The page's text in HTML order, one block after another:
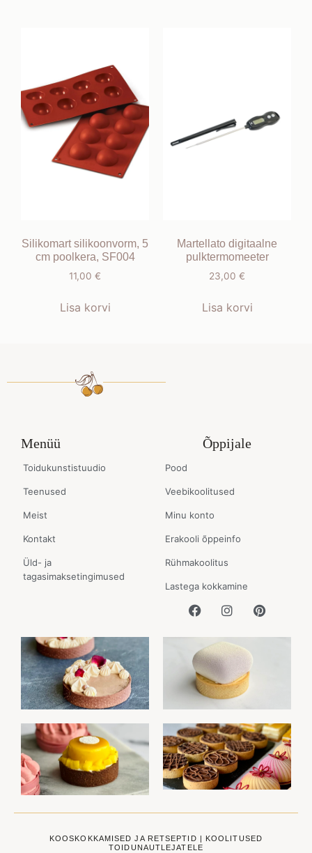
Silikomart silikoonvorm, 5
cm poolkera, SF004
11,00 €
Lisa korvi
Martellato digitaalne
pulktermomeeter
23,00 €
Lisa korvi
Menüü
Toidukunstistuudio
Teenused
Meist
Kontakt
Üld- ja
tagasimaksetingimused
Õppijale
Pood
Veebikoolitused
Minu konto
Erakooli õppeinfo
Rühmakoolitus
Lastega kokkamine
KOOSKOKKAMISED JA RETSEPTID | KOOLITUSED
TOIDUNAUTLEJATELE